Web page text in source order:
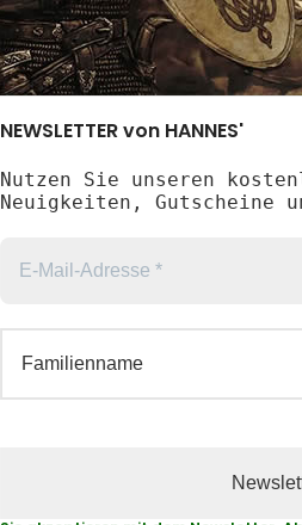
NEWSLETTER von HANNES'
Nutzen Sie unseren
Neuigkeiten, Gutscheine